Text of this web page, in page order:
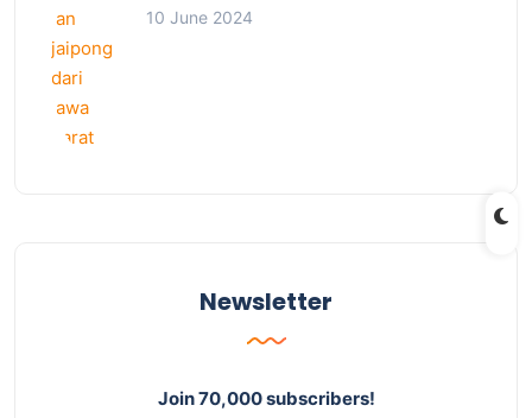
10 June 2024
Newsletter
Join 70,000 subscribers!